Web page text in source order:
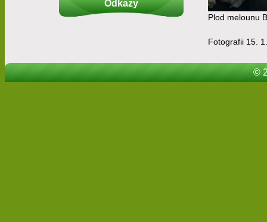
Odkazy
Plod melounu
Fotografii 15.
©